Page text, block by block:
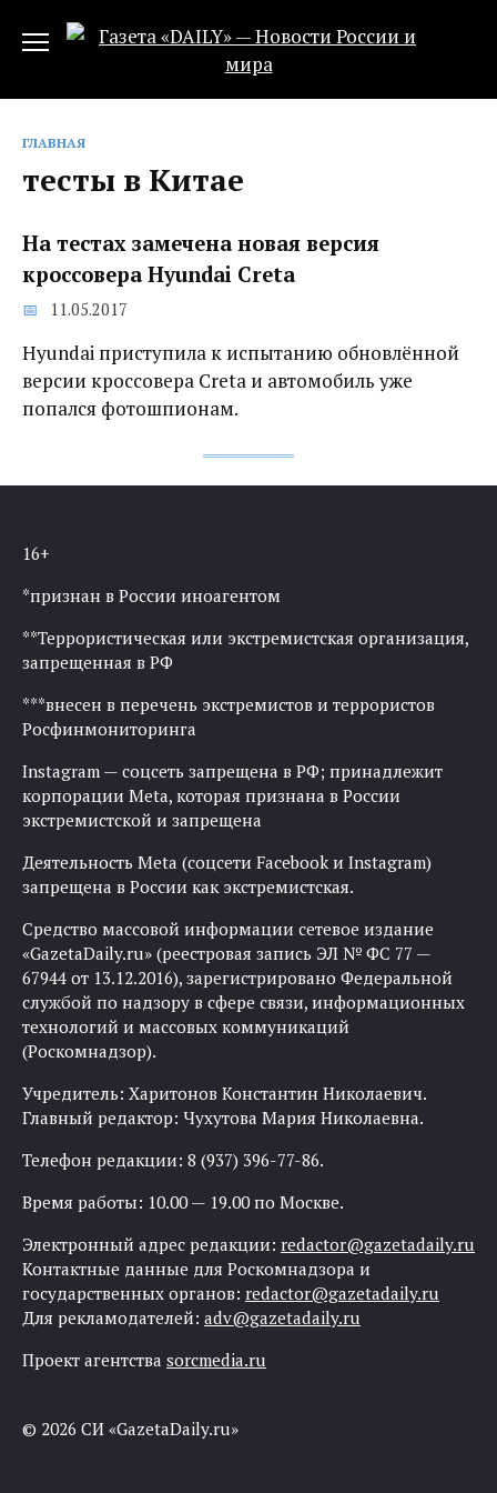
ГЛАВНАЯ
тесты в Китае
На тестах замечена новая версия
кроссовера Hyundai Creta
11.05.2017
Hyundai приступила к испытанию обновлённой
версии кроссовера Creta и автомобиль уже
попался фотошпионам.
16+
*признан в России иноагентом
**Террористическая или экстремистская организация,
запрещенная в РФ
***внесен в перечень экстремистов и террористов
Росфинмониторинга
Instagram — соцсеть запрещена в РФ; принадлежит
корпорации Meta, которая признана в России
экстремистской и запрещена
Деятельность Meta (соцсети Facebook и Instagram)
запрещена в России как экстремистская.
Средство массовой информации сетевое издание
«GazetaDaily.ru» (реестровая запись ЭЛ № ФС 77 —
67944 от 13.12.2016), зарегистрировано Федеральной
службой по надзору в сфере связи, информационных
технологий и массовых коммуникаций
(Роскомнадзор).
Учредитель: Харитонов Константин Николаевич.
Главный редактор: Чухутова Мария Николаевна.
Телефон редакции: 8 (937) 396-77-86.
Время работы: 10.00 — 19.00 по Москве.
Электронный адрес редакции: redactor@gazetadaily.ru
Контактные данные для Роскомнадзора и
государственных органов: redactor@gazetadaily.ru
Для рекламодателей: adv@gazetadaily.ru
Проект агентства sorcmedia.ru
© 2026 СИ «GazetaDaily.ru»